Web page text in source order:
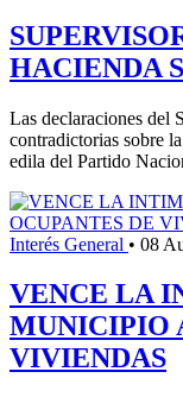
HACIENDA
Las declaraciones del
contradictorias sobre
edila del Partido
Interés General • 08
VENCE LA
MUNICIPIO
VIVIENDAS